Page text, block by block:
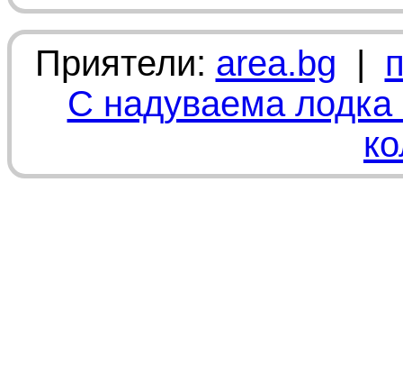
Приятели: area.bg |
С надуваема лодка